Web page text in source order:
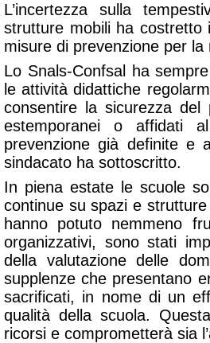
L’incertezza sulla
strutture mobili ha costretto
misure di prevenzione per
Lo Snals-Confsal ha
le attività didattiche
consentire la sicurezza
estemporanei o affidati
prevenzione già definite e
sindacato ha sottoscritto.
In piena estate le scuole
continue su spazi e
hanno potuto nemmeno
organizzativi, sono stati
della valutazione delle
supplenze che presentano
sacrificati, in nome di un
qualità della scuola.
ricorsi e comprometterà sia